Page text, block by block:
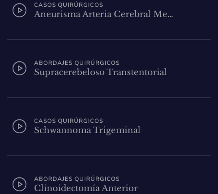
CASOS QUIRÚRGICOS
Aneurisma Arteria Cerebral Me…
ABORDAJES QUIRÚRGICOS
Supracerebeloso Transtentorial
CASOS QUIRÚRGICOS
Schwannoma Trigeminal
ABORDAJES QUIRÚRGICOS
Clinoidectomía Anterior